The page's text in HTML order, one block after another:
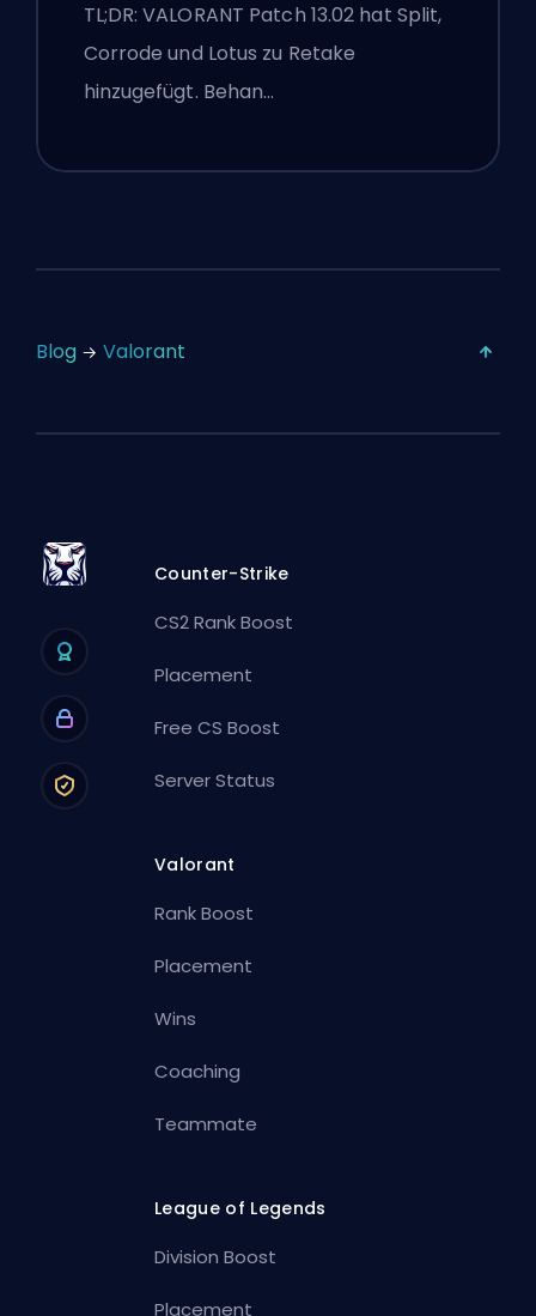
TL;DR: VALORANT Patch 13.02 hat Split,
Corrode und Lotus zu Retake
hinzugefügt. Behan…
Blog Valorant
Counter-Strike
CS2 Rank Boost
Placement
Free CS Boost
Server Status
Valorant
Rank Boost
Placement
Wins
Coaching
Teammate
League of Legends
Division Boost
Placement